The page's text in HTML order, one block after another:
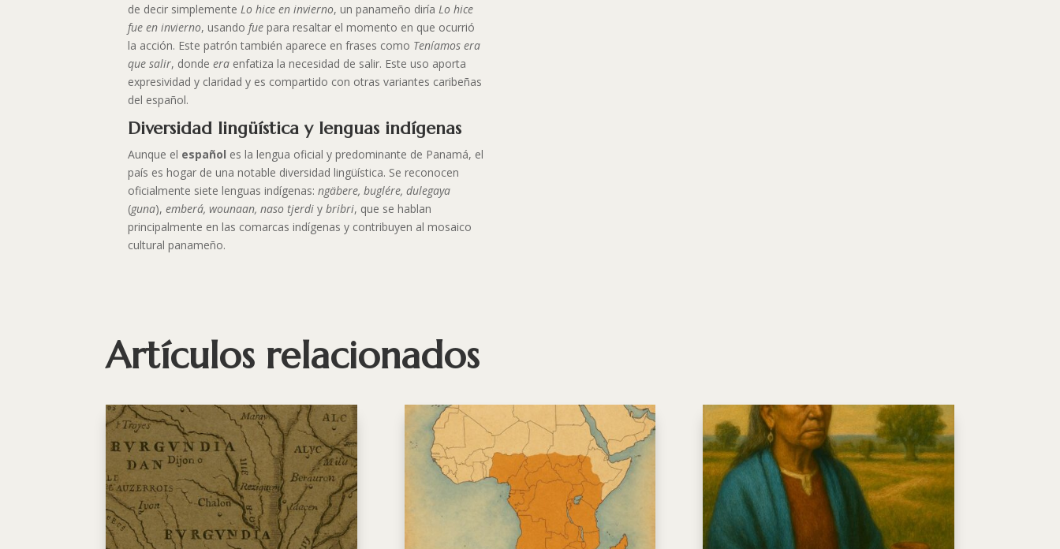
de decir simplementeLo hice en invierno, un panameño diríaLo hice
fue en invierno, usandofue para resaltar el momento en que ocurrió
la acción. Este patrón también aparece en frases como Teníamos era
que salir, dondeera enfatiza la necesidad de salir. Este uso aporta
expresividad y claridad y es compartido con otras variantes caribeñas
del español.
Diversidad lingüística y lenguas indígenas
Aunque el español es la lengua oficial y predominante de Panamá, el
país es hogar de una notable diversidad lingüística. Se reconocen
oficialmente siete lenguas indígenas:ngäbere, buglére, dulegaya
(guna),emberá, wounaan, naso tjerdi y bribri, que se hablan
principalmente en las comarcas indígenas y contribuyen al mosaico
cultural panameño.
Artículos relacionados